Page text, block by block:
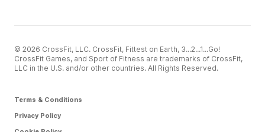
© 2026 CrossFit, LLC. CrossFit, Fittest on Earth, 3...2...1...Go!
CrossFit Games, and Sport of Fitness are trademarks of CrossFit,
LLC in the U.S. and/or other countries. All Rights Reserved.
Terms & Conditions
Privacy Policy